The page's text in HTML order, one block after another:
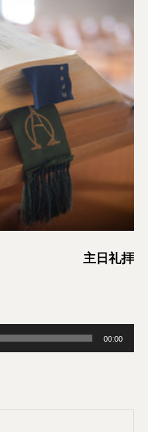
主日礼拝
00:00